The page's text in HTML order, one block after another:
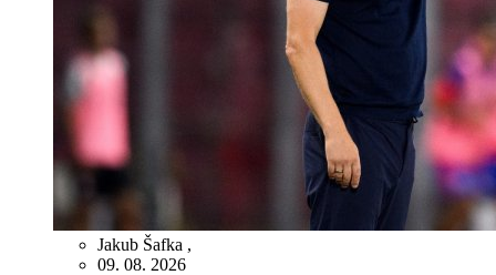
Jakub Šafka ,
09. 08. 2026